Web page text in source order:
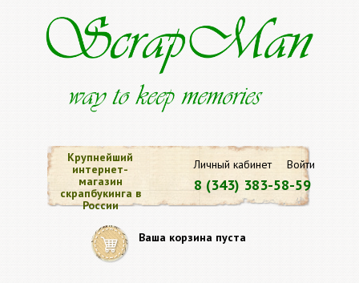
Личный кабинет Войти
8 (343) 383-58-59
Крупнейший
интернет-
магазин
скрапбукинга в
России
Ваша корзина пуста